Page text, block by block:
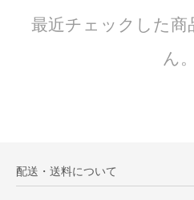
最近チェックした商
ん。
配送・送料について